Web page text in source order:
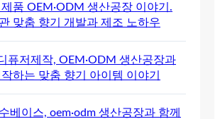
품 OEM·ODM 생산공장 이야기.
맞춤 향기 개발과 제조 노하우
퓨저제작, OEM·ODM 생산공장과
하는 맞춤 향기 아이템 이야기
베이스, oem·odm 생산공장과 함께